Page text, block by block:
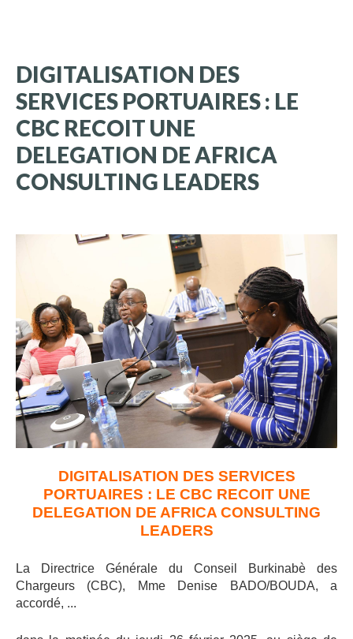
DIGITALISATION DES
SERVICES PORTUAIRES: LE
CBC RECOIT UNE
DELEGATION DEAFRICA
CONSULTING LEADERS
DIGITALISATION DES SERVICES
PORTUAIRES : LE CBC RECOIT UNE
DELEGATION DE AFRICA CONSULTING
LEADERS
La Directrice Générale du Conseil Burkinabè des
Chargeurs (CBC), Mme Denise BADO/BOUDA, a
accordé, ...